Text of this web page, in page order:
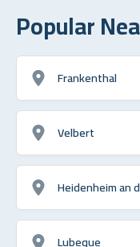
Popular
Frankenthal
Velbert
Heidenheim an
Lubeque